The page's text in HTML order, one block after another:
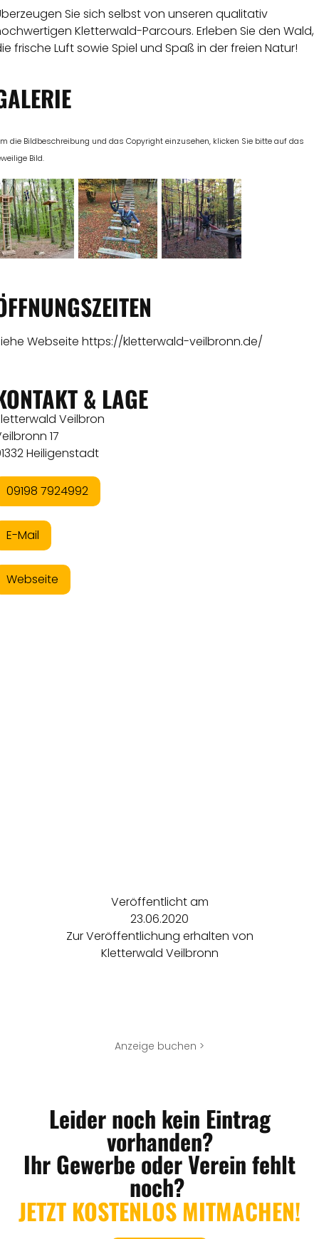
Sie sich selbst von unseren qualitativ
Kletterwald-Parcours. Erleben Sie den Wald,
frische Luft sowie Spiel und Spaß in der freien Natur!
die Bildbeschreibung und das Copyright einzusehen, klicken Sie bitte auf das
Bild.
Webseite https://kletterwald-veilbronn.de/
& LAGE
Veilbron
17
Heiligenstadt
09198 7924992
E-Mail
Webseite
Veröffentlicht am
23.06.2020
Zur Veröffentlichung erhalten von
Kletterwald Veilbronn
Anzeige buchen >
Leider noch kein Eintrag
vorhanden?
Ihr Gewerbe oder Verein fehlt
noch?
JETZT KOSTENLOS MITMACHEN!